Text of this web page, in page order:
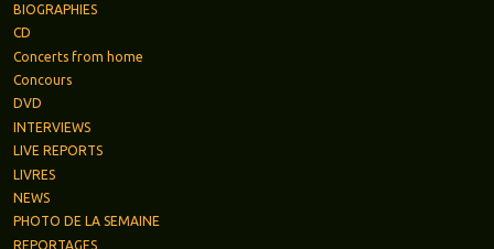
BIOGRAPHIES
CD
Concerts from home
Concours
DVD
INTERVIEWS
LIVE REPORTS
LIVRES
NEWS
PHOTO DE LA SEMAINE
REPORTAGES